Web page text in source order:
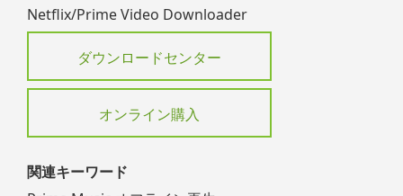
Netflix/Prime Video Downloader
ダウンロードセンター
オンライン購入
関連キーワード